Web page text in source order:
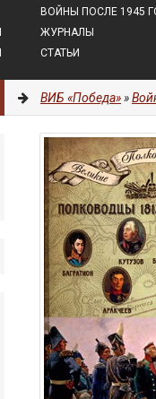
ВОЙНЫ ПОСЛЕ 1945
ЖУРНАЛЫ
СТАТЬИ
ВИБ «Победа»»